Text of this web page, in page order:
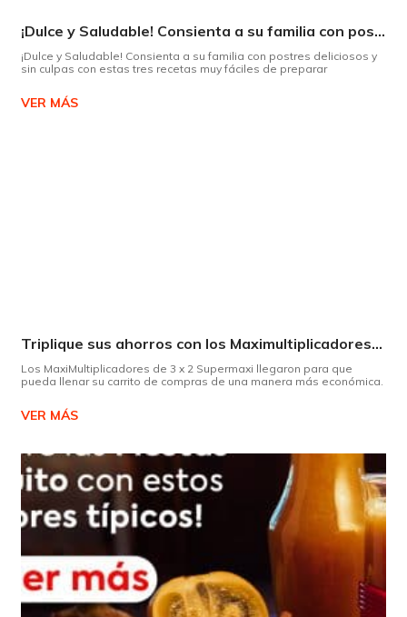
¡Dulce y Saludable! Consienta a su familia con postres deliciosos y sin culpas
¡Dulce y Saludable! Consienta a su familia con postres deliciosos y
sin culpas con estas tres recetas muy fáciles de preparar
VER MÁS
Triplique sus ahorros con los Maximultiplicadores de Supermaxi
Los MaxiMultiplicadores de 3 x 2 Supermaxi llegaron para que
pueda llenar su carrito de compras de una manera más económica.
VER MÁS